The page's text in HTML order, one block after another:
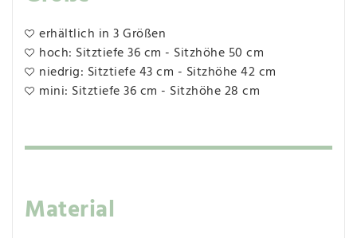
erhältlich in 3 Größen
hoch: Sitztiefe 36 cm - Sitzhöhe 50 cm
niedrig: Sitztiefe 43 cm - Sitzhöhe 42 cm
mini: Sitztiefe 36 cm - Sitzhöhe 28 cm
Material